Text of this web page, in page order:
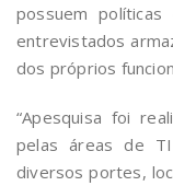
possuem
entrevistados
dos próprios
“Apesquisa foi
pelas áreas de
diversos portes,